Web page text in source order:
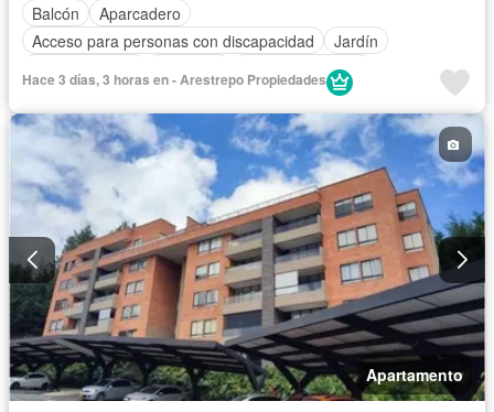
Balcón
Aparcadero
Acceso para personas con discapacidad
Jardín
Vista panorámica
Hace 3 días, 3 horas en - Arestrepo Propiedades
Apartamento